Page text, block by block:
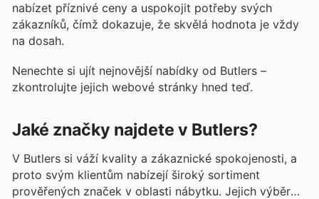
nabízet příznivé ceny a uspokojit potřeby svých
zákazníků, čímž dokazuje, že skvělá hodnota je vždy
na dosah.
Nenechte si ujít nejnovější nabídky od Butlers –
zkontrolujte jejich webové stránky hned teď.
Jaké značky najdete v Butlers?
V Butlers si váží kvality a zákaznické spokojenosti, a
proto svým klientům nabízejí široký sortiment
prověřených značek v oblasti nábytku. Jejich výběr